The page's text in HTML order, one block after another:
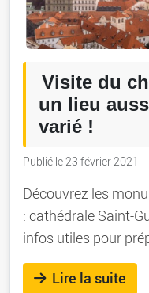
Visite du
un lieu
varié !
Publié le 23 février 2021
Découvrez les
: cathédrale Saint-
infos utiles pour
Lire la suite